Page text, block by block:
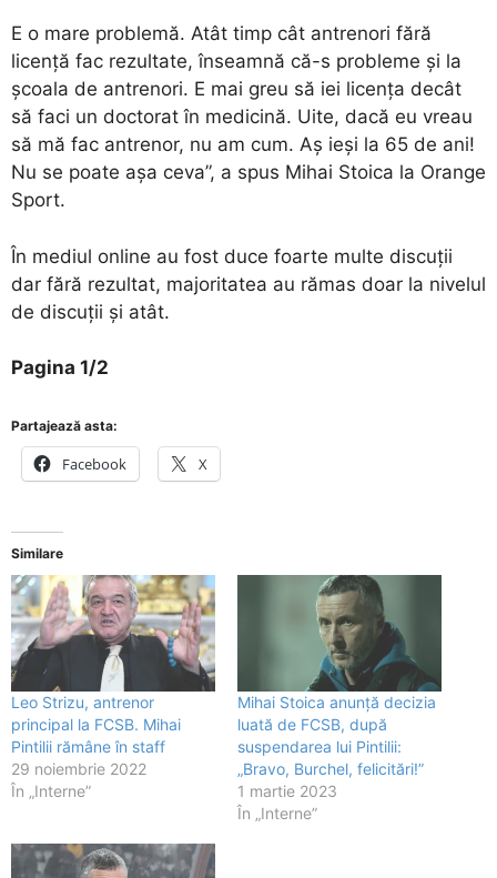
E o mare problemă. Atât timp cât antrenori fără
licență fac rezultate, înseamnă că-s probleme și la
școala de antrenori. E mai greu să iei licența decât
să faci un doctorat în medicină. Uite, dacă eu vreau
să mă fac antrenor, nu am cum. Aș ieși la 65 de ani!
Nu se poate așa ceva”, a spus Mihai Stoica la Orange
Sport.
În mediul online au fost duce foarte multe discuții
dar fără rezultat, majoritatea au rămas doar la nivelul
de discuții și atât.
Pagina 1/2
Partajează asta:
Facebook X
Similare
Leo Strizu, antrenor
principal la FCSB. Mihai
Pintilii rămâne în staff
29 noiembrie 2022
În „Interne”
Mihai Stoica anunță decizia
luată de FCSB, după
suspendarea lui Pintilii:
„Bravo, Burchel, felicitări!”
1 martie 2023
În „Interne”